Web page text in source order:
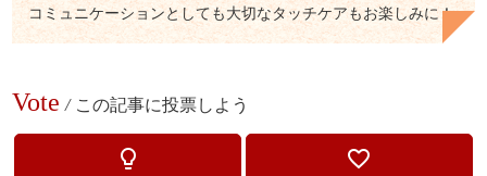
コミュニケーションとしても大切なタッチケアもお楽しみに！
Vote / この記事に投票しよう
lightbulb_outline favorite_border